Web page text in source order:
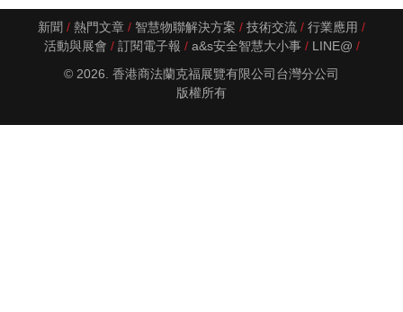
新聞 熱門文章 智慧物聯解決方案 技術交流
行業應用
活動與展會
訂閱電子報 a&s安全智慧大小事
LINE@
© 2026. 香港商法蘭克福展覽有限公司台灣分公司
版權所有